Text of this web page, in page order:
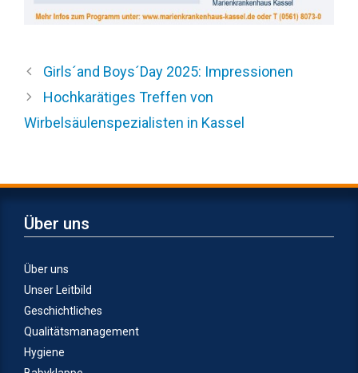
Girls´and Boys´Day 2025: Impressionen
Hochkarätiges Treffen von
Wirbelsäulenspezialisten in Kassel
Über uns
Über uns
Unser Leitbild
Geschichtliches
Qualitätsmanagement
Hygiene